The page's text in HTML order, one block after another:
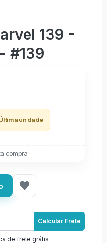
139 -
#139
Última unidade
compra
Calcular Frete
de frete grátis